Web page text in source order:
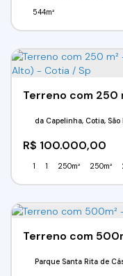
544m²
R$ 100.000,00
da Capelinha, Cotia, São
1 1 250m² 250m²
Terreno com
Parque Santa Rita de